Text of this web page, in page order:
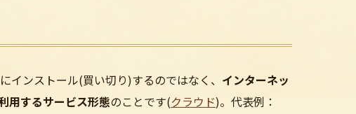
インストール(買い切り)するのではなく、 インターネッ
用するサービス形態のことです(クラウド)。代表例：